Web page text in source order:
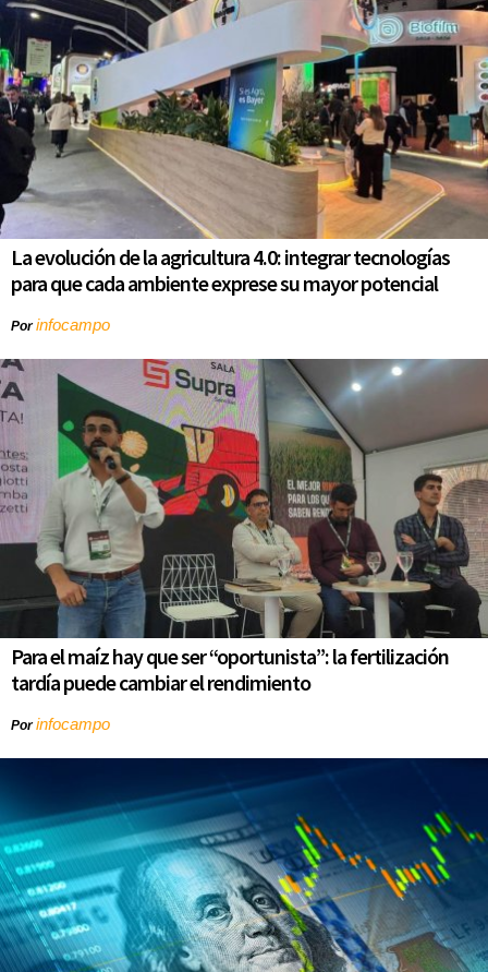
La evolución de la agricultura 4.0: integrar tecnologías
para que cada ambiente exprese su mayor potencial
Porinfocampo
Para el maíz hay que ser “oportunista”: la fertilización
tardía puede cambiar el rendimiento
Porinfocampo